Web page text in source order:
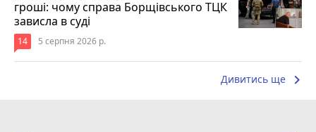
гроші: чому справа Борщівського ТЦК
зависла в суді
14 5 серпня 2026 р.
Дивитись ще keyboard_arrow_right